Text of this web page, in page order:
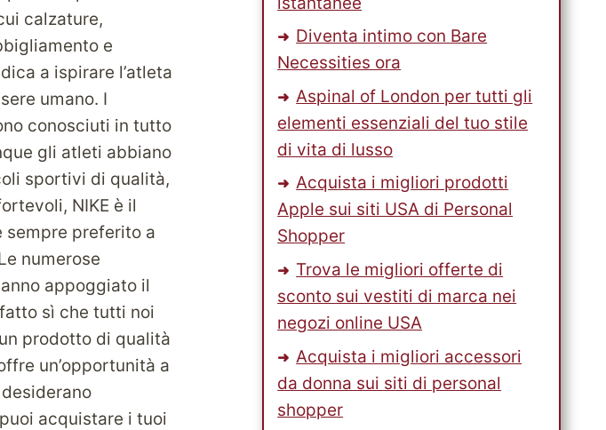
calzature,
e
a ispirare l’atleta
umano. I
conosciuti in tutto
gli atleti abbiano
sportivi di qualità,
NIKE è il
sempre preferito a
numerose
appoggiato il
sì che tutti noi
prodotto di qualità
un’opportunità a
acquistare i tuoi
Diventa intimo con Bare
Necessities ora
Aspinal of London per tutti gli
elementi essenziali del tuo stile
di vita di lusso
Acquista i migliori prodotti
Apple sui siti USA di Personal
Shopper
Trova le migliori offerte di
sconto sui vestiti di marca nei
negozi online USA
Acquista i migliori accessori
da donna sui siti di personal
shopper